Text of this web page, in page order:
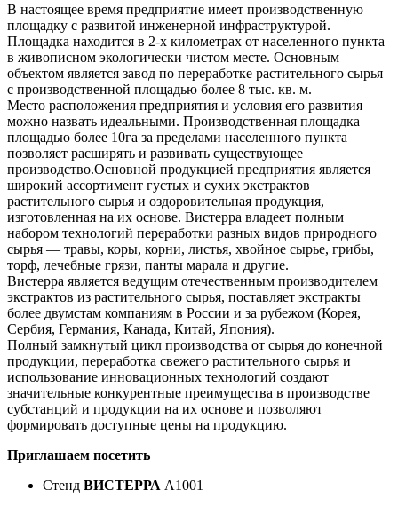
В настоящее время предприятие имеет производственную
площадку с развитой инженерной инфраструктурой.
Площадка находится в 2-х километрах от населенного пункта
в живописном экологически чистом месте. Основным
объектом является завод по переработке растительного сырья
с производственной площадью более 8 тыс. кв. м.
Место расположения предприятия и условия его развития
можно назвать идеальными. Производственная площадка
площадью более 10га за пределами населенного пункта
позволяет расширять и развивать существующее
производство.Основной продукцией предприятия является
широкий ассортимент густых и сухих экстрактов
растительного сырья и оздоровительная продукция,
изготовленная на их основе. Вистерра владеет полным
набором технологий переработки разных видов природного
сырья — травы, коры, корни, листья, хвойное сырье, грибы,
торф, лечебные грязи, панты марала и другие.
Вистерра является ведущим отечественным производителем
экстрактов из растительного сырья, поставляет экстракты
более двумстам компаниям в России и за рубежом (Корея,
Сербия, Германия, Канада, Китай, Япония).
Полный замкнутый цикл производства от сырья до конечной
продукции, переработка свежего растительного сырья и
использование инновационных технологий создают
значительные конкурентные преимущества в производстве
субстанций и продукции на их основе и позволяют
формировать доступные цены на продукцию.
Приглашаем посетить
Стенд ВИСТЕРРА A1001